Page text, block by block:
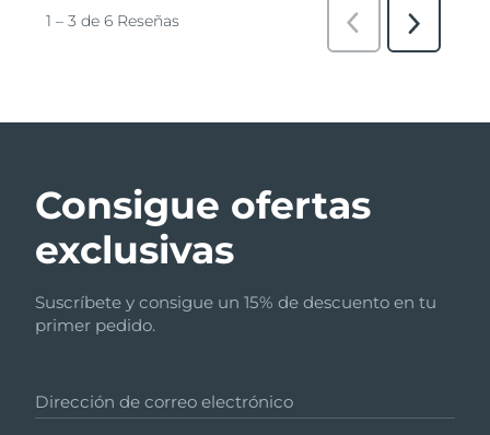
Consigue ofertas
exclusivas
Suscríbete y consigue un 15% de descuento en tu
primer pedido.
Dirección de correo electrónico